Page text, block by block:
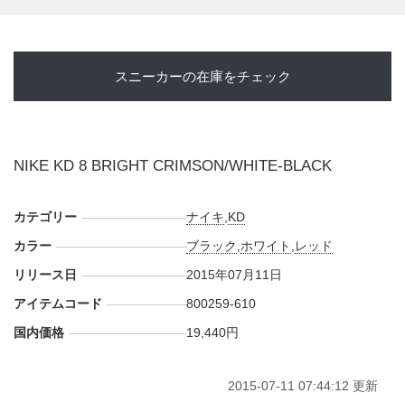
スニーカーの在庫をチェック
NIKE KD 8 BRIGHT CRIMSON/WHITE-BLACK
カテゴリー ナイキ KD
カラー
ブラック ホワイト レッド
リリース日
2015年07月11日
アイテムコード
800259-610
国内価格
19,440円
2015-07-11 07:44:12 更新